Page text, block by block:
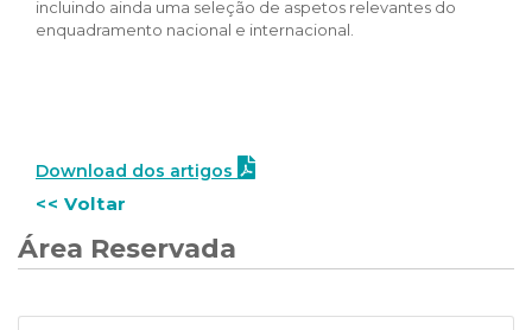
incluindo ainda uma seleção de aspetos relevantes do
enquadramento nacional e internacional.
Download dos artigos
<< Voltar
Área Reservada